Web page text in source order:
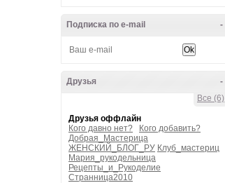
-
Подписка по e-mail
-
Друзья
Все (6)
Друзья оффлайн
Кого давно нет?
Кого добавить?
Добрая_Мастерица
ЖЕНСКИЙ_БЛОГ_РУ Клуб_мастериц
Мария_рукодельница
Рецепты_и_Рукоделие
Странница2010